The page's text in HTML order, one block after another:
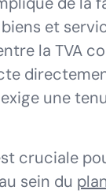
et
la TVA
une
cruciale
sein du